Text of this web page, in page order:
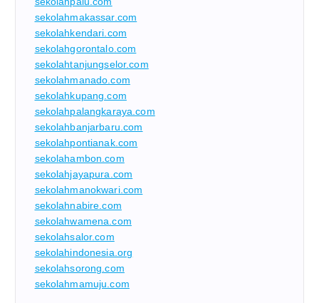
sekolahmakassar.com
sekolahkendari.com
sekolahgorontalo.com
sekolahtanjungselor.com
sekolahmanado.com
sekolahkupang.com
sekolahpalangkaraya.com
sekolahbanjarbaru.com
sekolahpontianak.com
sekolahambon.com
sekolahjayapura.com
sekolahmanokwari.com
sekolahnabire.com
sekolahwamena.com
sekolahsalor.com
sekolahindonesia.org
sekolahsorong.com
sekolahmamuju.com